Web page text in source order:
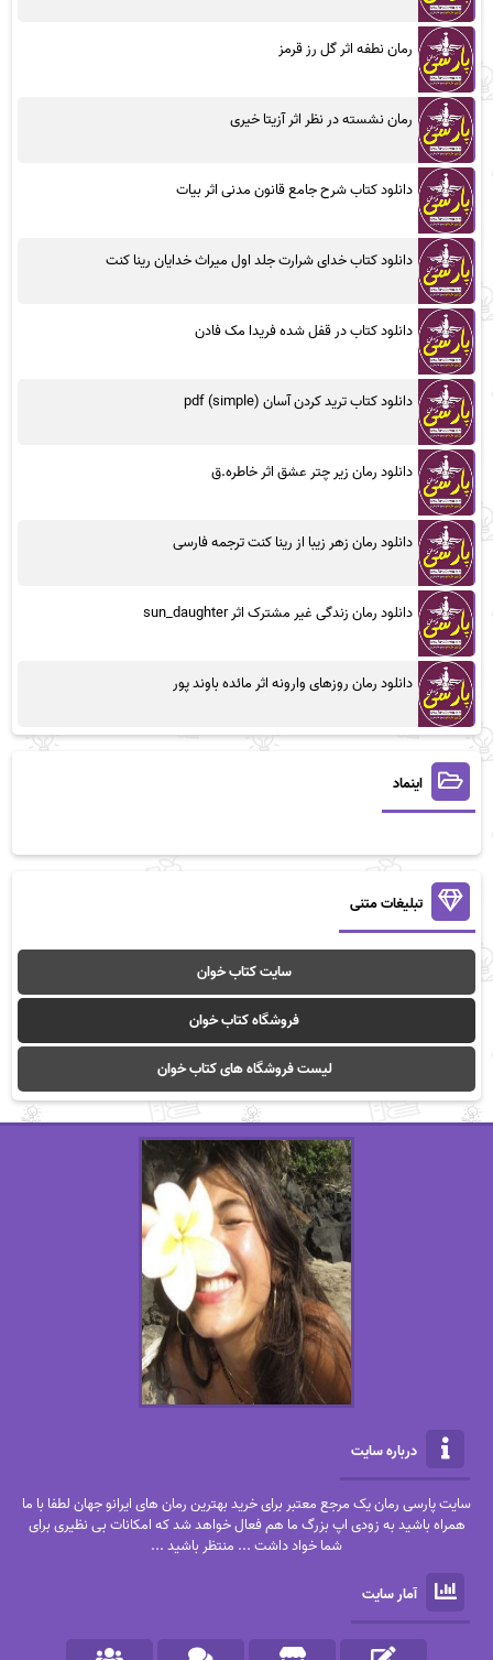
رمان نطفه اثر گل رز قرمز
رمان نشسته در نظر اثر آزیتا خیری
دانلود کتاب شرح جامع قانون مدنی اثر بیات
دانلود کتاب خدای شرارت جلد اول میراث خدایان رینا کنت
دانلود کتاب در قفل شده فریدا مک فادن
دانلود کتاب ترید کردن آسان (simple) pdf
دانلود رمان زیر چتر عشق اثر خاطره.ق
دانلود رمان زهر زیبا از رینا کنت ترجمه فارسی
دانلود رمان زندگی غیر مشترک اثر sun_daughter
دانلود رمان روزهای وارونه اثر مائده باوند پور
اینماد
تبلیغات متنی
سایت کتاب خوان
فروشگاه کتاب خوان
لیست فروشگاه های کتاب خوان
درباره سایت
سایت پارسی رمان یک مرجع معتبر برای خرید بهترین رمان های ایرانو جهان لطفا با ما
همراه باشید به زودی اپ بزرگ ما هم فعال خواهد شد که امکانات بی نظیری برای
شما خواد داشت ... منتظر باشید ...
آمار سایت